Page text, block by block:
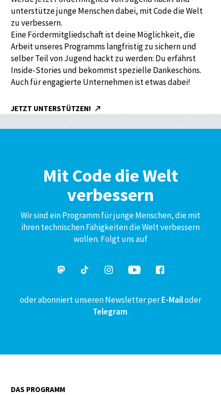
unterstütze junge Menschen dabei, mit Code die Welt
zu verbessern.
Eine Fördermitgliedschaft ist deine Möglichkeit, die
Arbeit unseres Programms langfristig zu sichern und
selber Teil von Jugend hackt zu werden: Du erfährst
Inside-Stories und bekommst spezielle Dankeschöns.
Auch für engagierte Unternehmen ist etwas dabei!
JETZT UNTERSTÜTZEN!
Mit Code die Welt
verbessern
Wir sind ein Programm für junge Menschen, die mit
ihren technischen Fähigkeiten die Welt verbessern
wollen. Folgt uns auf
oder abonniert unseren Newsletter perE-Mailoder
Telegram.
DAS PROGRAMM